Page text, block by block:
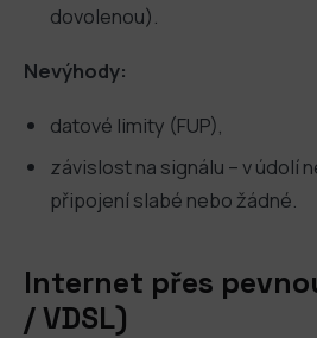
dovolenou).
Nevýhody:
datové limity (FUP),
závislost na signálu – v údolí
připojení slabé nebo žádné.
Internet přes
/ VDSL)